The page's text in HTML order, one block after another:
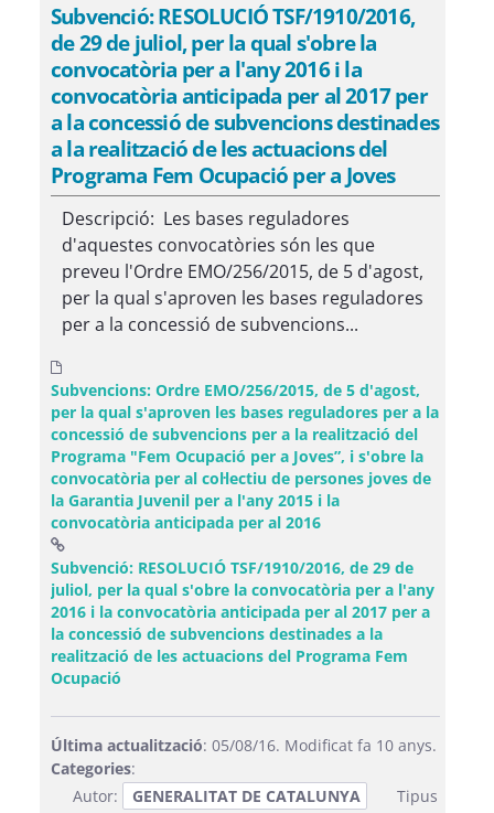
Subvenció: RESOLUCIÓ TSF/1910/2016,
de 29 de juliol, per la qual s'obre la
convocatòria per a l'any 2016 i la
convocatòria anticipada per al 2017 per
a la concessió de subvencions destinades
a la realització de les actuacions del
Programa Fem Ocupació per a Joves
Descripció: Les bases reguladores
d'aquestes convocatòries són les que
preveu l'Ordre EMO/256/2015, de 5 d'agost,
per la qual s'aproven les bases reguladores
per a la concessió de subvencions...
Subvencions: Ordre EMO/256/2015, de 5 d'agost,
per la qual s'aproven les bases reguladores per a la
concessió de subvencions per a la realització del
Programa "Fem Ocupació per a Joves”, i s'obre la
convocatòria per al col·lectiu de persones joves de
la Garantia Juvenil per a l'any 2015 i la
convocatòria anticipada per al 2016
Subvenció: RESOLUCIÓ TSF/1910/2016, de 29 de
juliol, per la qual s'obre la convocatòria per a l'any
2016 i la convocatòria anticipada per al 2017 per a
la concessió de subvencions destinades a la
realització de les actuacions del Programa Fem
Ocupació
Última actualització: 05/08/16. Modificat fa 10 anys.
Categories:
Autor:
GENERALITAT DE CATALUNYA
Tipus